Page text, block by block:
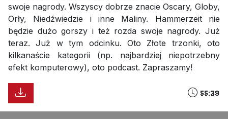
swoje nagrody. Wszyscy dobrze znacie Oscary, Globy,
Orły, Niedźwiedzie i inne Maliny. Hammerzeit nie
będzie dużo gorszy i też rozda swoje nagrody. Już
teraz. Już w tym odcinku. Oto Złote trzonki, oto
kilkanaście kategorii (np. najbardziej niepotrzebny
efekt komputerowy), oto podcast. Zapraszamy!
55:39